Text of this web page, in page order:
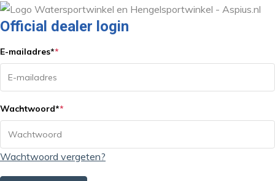
Official dealer login
E-mailadres**
Wachtwoord**
Wachtwoord vergeten?